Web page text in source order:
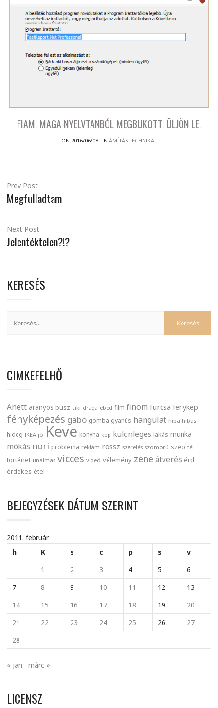
FIAM, MAGA NYELVTANBÓL MEGBUKOTT, ÜLJÖN LE!
ON 2016/06/08 IN ÁMÍTÁSTECHNIKA
Prev Post
Megfulladtam
Next Post
Jelentéktelen?!?
KERESÉS
CIMKEFELHŐ
Anett aranyos busz ciki drága ebéd film finom furcsa fénykép
fényképezés gabo gomba gyanús hangulat hiba hibás
hideg IKEA jó Keve konyha kép különleges lakás munka
mókás nori probléma reklám rossz szerelés szomorú szép tél
történet unalmas vicces videó vélemény zene átverés érd
érdekes étel
BEJEGYZÉSEK DÁTUM SZERINT
2011. február
h
K s c p s
v
1
2 3 4 5
6
7
8 9 10 11 12
13
14
15 16 17 18 19
20
21
22 23 24 25 26
27
28
« jan márc »
LICENSZ